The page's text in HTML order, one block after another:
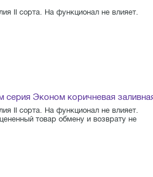
II сорта. На функционал не влияет.
Эконом коричневая
II сорта. На функционал не влияет.
товар обмену и возврату не